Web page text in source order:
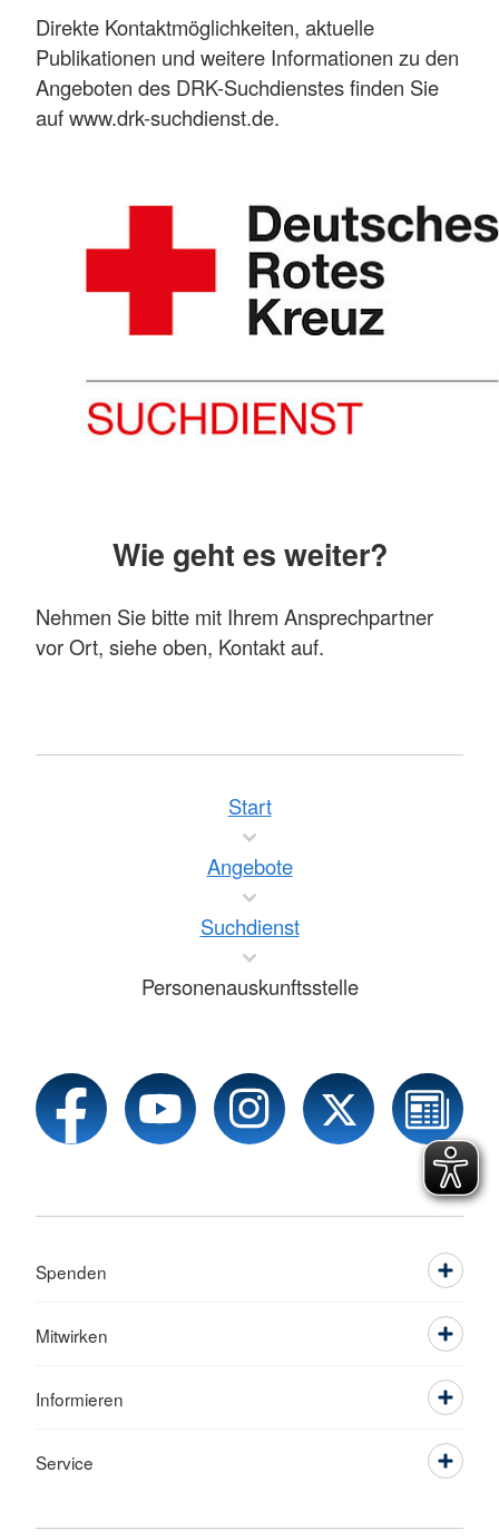
Direkte Kontaktmöglichkeiten, aktuelle
Publikationen und weitere Informationen zu den
Angeboten des DRK-Suchdienstes finden Sie
auf www.drk-suchdienst.de.
Wie geht es weiter?
Nehmen Sie bitte mit Ihrem Ansprechpartner
vor Ort, siehe oben, Kontakt auf.
Start
Angebote
Suchdienst
Personenauskunftsstelle
Spenden
Mitwirken
Informieren
Service